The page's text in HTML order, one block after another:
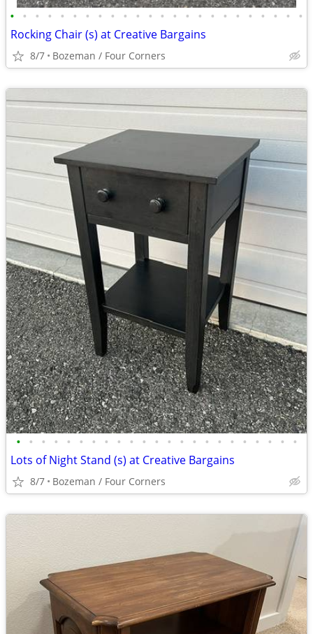
• • • • • • • • • • • • • • • • • • • • • • • •
Rocking Chair (s) at Creative Bargains
8/7 Bozeman / Four Corners
• • • • • • • • • • • • • • • • • • • • • • •
Lots of Night Stand (s) at Creative Bargains
8/7 Bozeman / Four Corners